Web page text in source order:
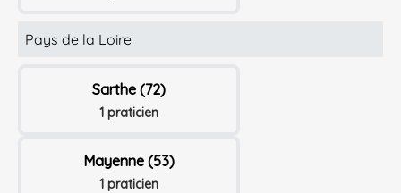
Pays de la Loire
Sarthe (72)
1 praticien
Mayenne (53)
1 praticien